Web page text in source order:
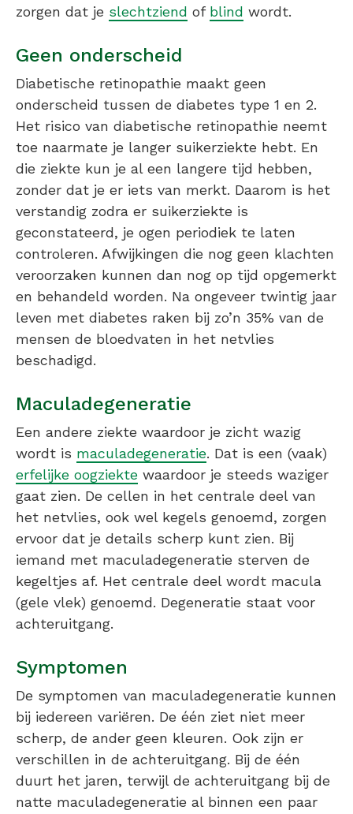
zorgen dat je slechtziend of blind wordt.
Geen onderscheid
Diabetische retinopathie maakt geen
onderscheid tussen de diabetes type 1 en 2.
Het risico van diabetische retinopathie neemt
toe naarmate je langer suikerziekte hebt. En
die ziekte kun je al een langere tijd hebben,
zonder dat je er iets van merkt. Daarom is het
verstandig zodra er suikerziekte is
geconstateerd, je ogen periodiek te laten
controleren. Afwijkingen die nog geen klachten
veroorzaken kunnen dan nog op tijd opgemerkt
en behandeld worden. Na ongeveer twintig jaar
leven met diabetes raken bij zo’n 35% van de
mensen de bloedvaten in het netvlies
beschadigd.
Maculadegeneratie
Een andere ziekte waardoor je zicht wazig
wordt is maculadegeneratie. Dat is een (vaak)
erfelijke oogziekte waardoor je steeds waziger
gaat zien. De cellen in het centrale deel van
het netvlies, ook wel kegels genoemd, zorgen
ervoor dat je details scherp kunt zien. Bij
iemand met maculadegeneratie sterven de
kegeltjes af. Het centrale deel wordt macula
(gele vlek) genoemd. Degeneratie staat voor
achteruitgang.
Symptomen
De symptomen van maculadegeneratie kunnen
bij iedereen variëren. De één ziet niet meer
scherp, de ander geen kleuren. Ook zijn er
verschillen in de achteruitgang. Bij de één
duurt het jaren, terwijl de achteruitgang bij de
natte maculadegeneratie al binnen een paar